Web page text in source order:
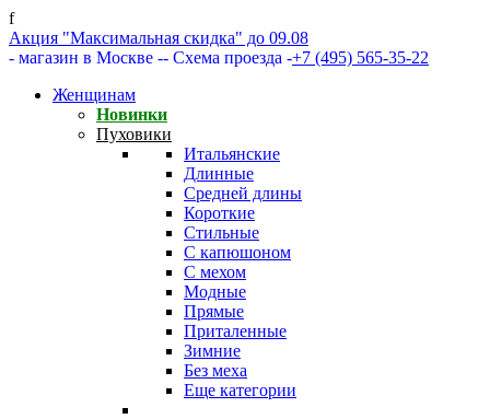
f
Акция "Максимальная скидка" до 09.08
- магазин в Москве -- Схема проезда -+7 (495) 565-35-22
Женщинам
Новинки
Пуховики
Итальянские
Длинные
Средней длины
Короткие
Стильные
С капюшоном
С мехом
Модные
Прямые
Приталенные
Зимние
Без меха
Еще категории